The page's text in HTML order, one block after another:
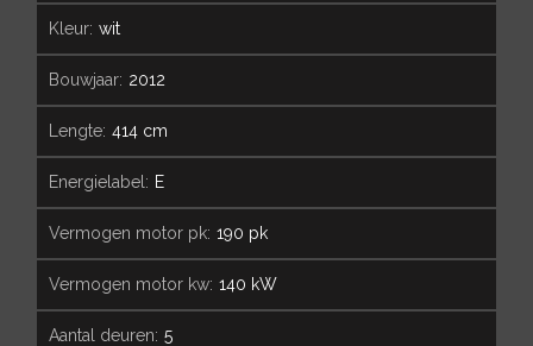
kleur: wit
bouwjaar: 2012
lengte: 414 cm
energielabel: E
vermogen motor pk: 190 pk
vermogen motor kw: 140 kW
aantal deuren: 5